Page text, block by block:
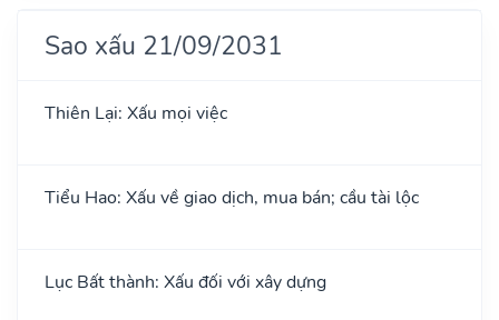
Sao xấu 21/09/2031
Thiên Lại: Xấu mọi việc
Tiểu Hao: Xấu về giao dịch, mua bán; cầu tài lộc
Lục Bất thành: Xấu đối với xây dựng